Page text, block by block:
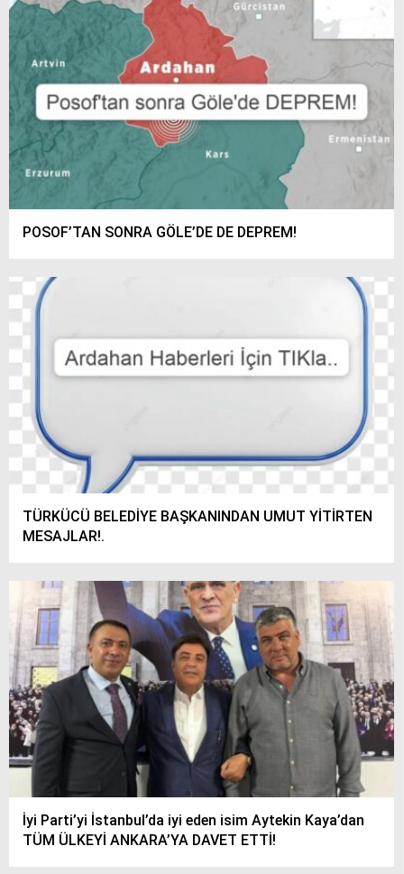
POSOF’TAN SONRA GÖLE’DE DE DEPREM!
TÜRKÜCÜ BELEDİYE BAŞKANINDAN UMUT YİTİRTEN
MESAJLAR!.
İyi Parti’yi İstanbul’da iyi eden isim Aytekin Kaya’dan
TÜM ÜLKEYİ ANKARA’YA DAVET ETTİ!